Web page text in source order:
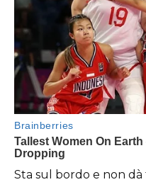
Sta sul bordo e non dà